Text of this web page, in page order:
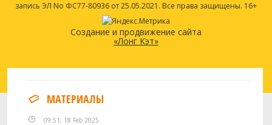
запись ЭЛ No ФС77-80936 от 25.05.2021. Все права защищены. 16+
Создание и продвижение сайта
«Лонг Кэт»
МАТЕРИАЛЫ
09:51, 18 Feb 2025